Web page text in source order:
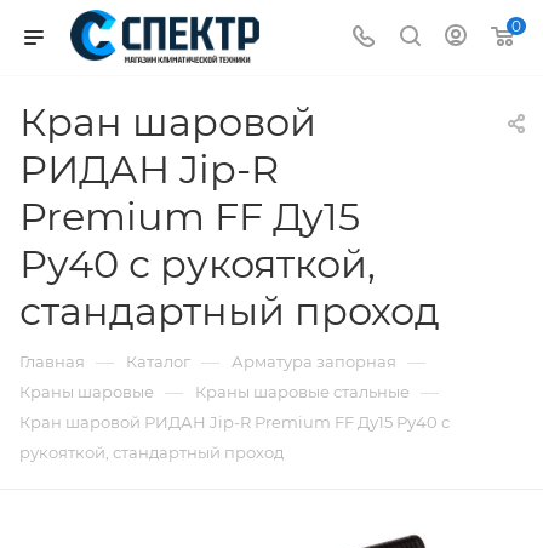
0
Кран шаровой
РИДАН Jip-R
Premium FF Ду15
Ру40 с рукояткой,
стандартный проход
Главная — Каталог — Арматура запорная —
Краны шаровые — Краны шаровые стальные —
Кран шаровой РИДАН Jip-R Premium FF Ду15 Ру40 с
рукояткой, стандартный проход